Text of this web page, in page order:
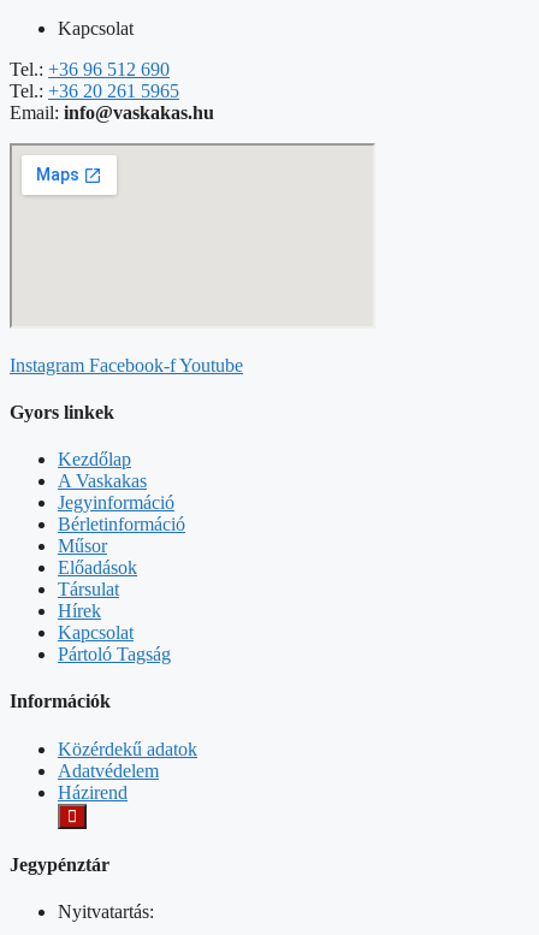
Kapcsolat
Tel.: +36 96 512 690
Tel.: +36 20 261 5965
Email: info@vaskakas.hu
Instagram Facebook-fYoutube
Gyors linkek
Kezdőlap
A Vaskakas
Jegyinformáció
Bérletinformáció
Műsor
Előadások
Társulat
Hírek
Kapcsolat
Pártoló Tagság
Információk
Közérdekű adatok
Adatvédelem
Házirend
Jegypénztár
Nyitvatartás: